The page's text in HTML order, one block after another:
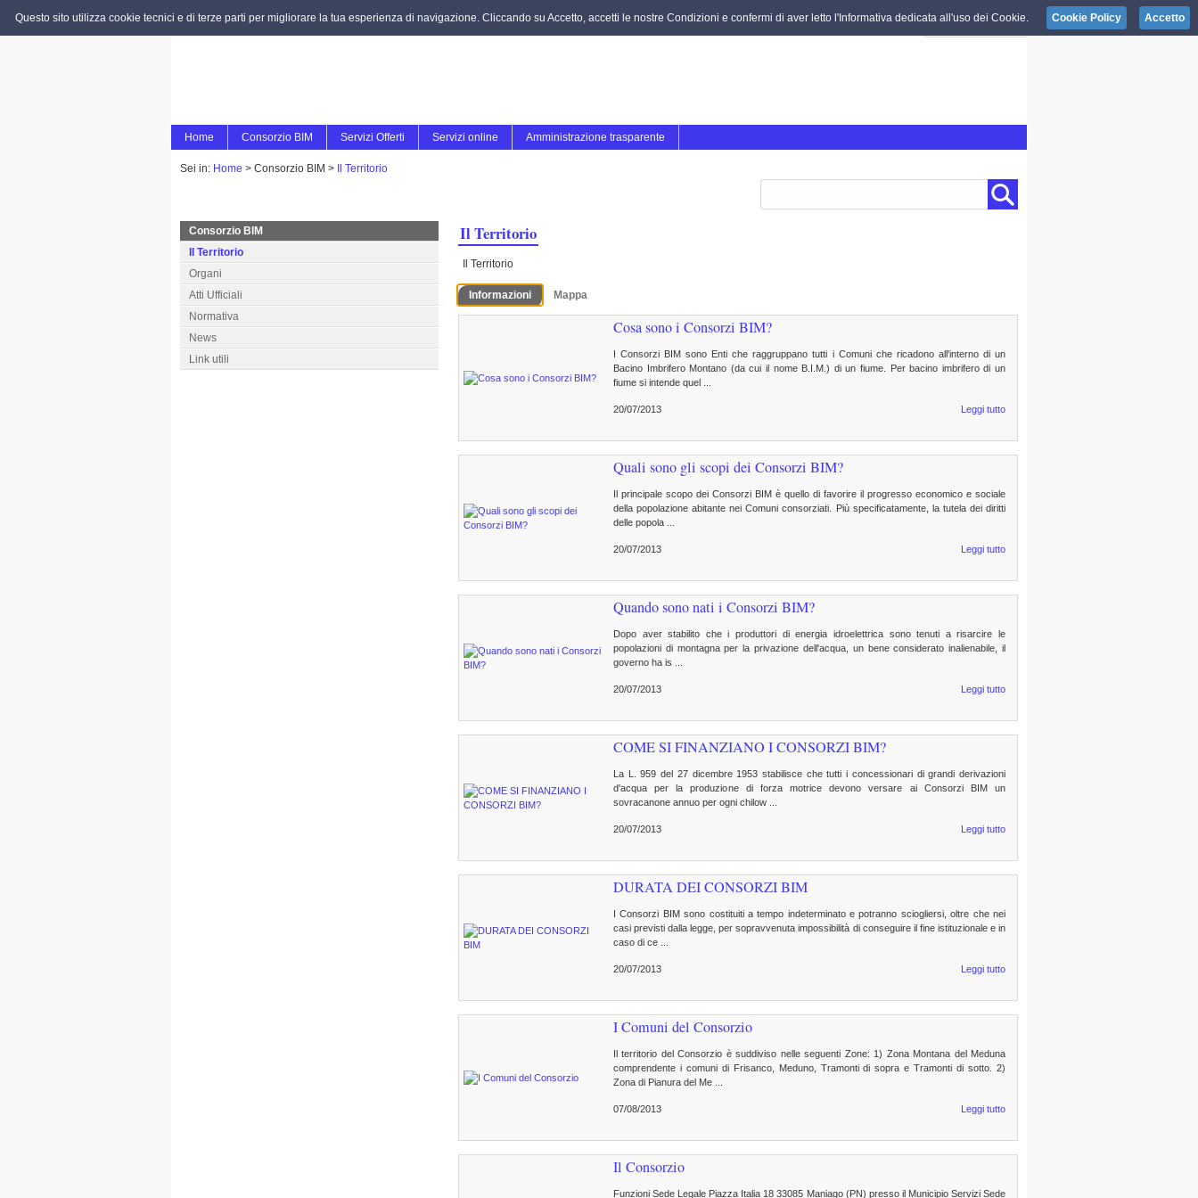
Home Consorzio BIM Servizi Offerti Servizi online Amministrazione trasparente
Sei in: Home > Consorzio BIM > Il Territorio
Consorzio BIM
Il Territorio
Organi
Atti Ufficiali
Normativa
News
Link utili
Il Territorio
Il Territorio
Informazioni Mappa
Cosa sono i Consorzi BIM?
I Consorzi BIM sono Enti che raggruppano tutti i Comuni che ricadono all'interno di un
Bacino Imbrifero Montano (da cui il nome B.I.M.) di un fiume. Per bacino imbrifero di un
fiume si intende quel ...
20/07/2013 Leggi tutto
Quali sono gli scopi dei Consorzi BIM?
Il principale scopo dei Consorzi BIM è quello di favorire il progresso economico e sociale
della popolazione abitante nei Comuni consorziati. Più specificatamente, la tutela dei diritti
delle popola ...
20/07/2013 Leggi tutto
Quando sono nati i Consorzi BIM?
Dopo aver stabilito che i produttori di energia idroelettrica sono tenuti a risarcire le
popolazioni di montagna per la privazione dell'acqua, un bene considerato inalienabile, il
governo ha is ...
20/07/2013 Leggi tutto
COME SI FINANZIANO I CONSORZI BIM?
La L. 959 del 27 dicembre 1953 stabilisce che tutti i concessionari di grandi derivazioni
d'acqua per la produzione di forza motrice devono versare ai Consorzi BIM un
sovracanone annuo per ogni chilow ...
20/07/2013 Leggi tutto
DURATA DEI CONSORZI BIM
I Consorzi BIM sono costituiti a tempo indeterminato e potranno sciogliersi, oltre che nei
casi previsti dalla legge, per sopravvenuta impossibilità di conseguire il fine istituzionale e in
caso di ce ...
20/07/2013 Leggi tutto
I Comuni del Consorzio
Il territorio del Consorzio è suddiviso nelle seguenti Zone: 1) Zona Montana del Meduna
comprendente i comuni di Frisanco, Meduno, Tramonti di sopra e Tramonti di sotto. 2)
Zona di Pianura del Me ...
07/08/2013 Leggi tutto
Il Consorzio
Funzioni Sede Legale Piazza Italia 18 33085 Maniago (PN) presso il Municipio Servizi Sede
Questo sito utilizza cookie tecnici e di terze parti per migliorare la tua esperienza di navigazione. Cliccando su Accetto, accetti le nostre Condizioni e confermi di aver letto l'Informativa dedicata all'uso dei Cookie. Cookie Policy Accetto